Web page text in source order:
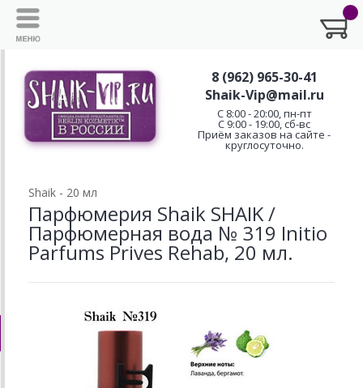
8 (962) 965-30-41
Shaik-Vip@mail.ru
C 8:00 - 20:00, пн-пт
С 9:00 - 19:00, сб-вс
Приём заказов на сайте -
круглосуточно.
Shaik - 20 мл
Парфюмерия Shaik SHAIK /
Парфюмерная вода № 319 Initio
Parfums Prives Rehab, 20 мл.